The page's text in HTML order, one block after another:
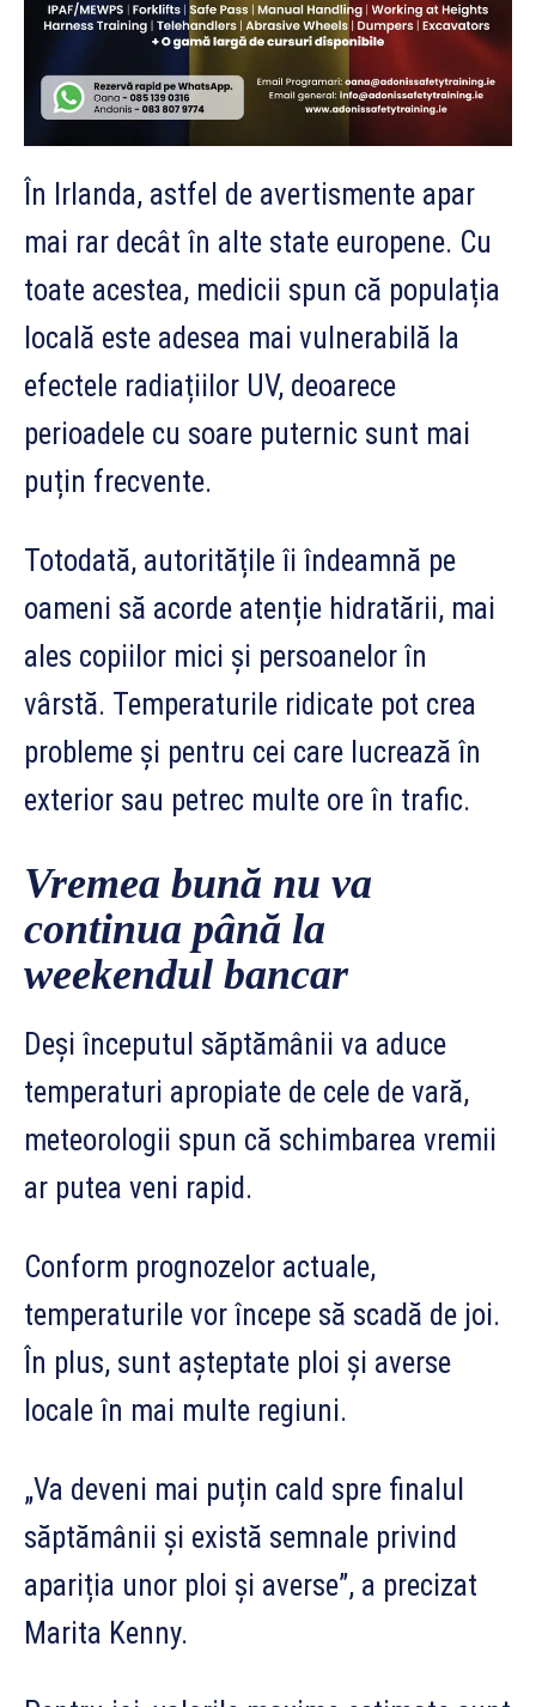
În Irlanda, astfel de avertismente apar
mai rar decât în alte state europene. Cu
toate acestea, medicii spun că populația
locală este adesea mai vulnerabilă la
efectele radiațiilor UV, deoarece
perioadele cu soare puternic sunt mai
puțin frecvente.
Totodată, autoritățile îi îndeamnă pe
oameni să acorde atenție hidratării, mai
ales copiilor mici și persoanelor în
vârstă. Temperaturile ridicate pot crea
probleme și pentru cei care lucrează în
exterior sau petrec multe ore în trafic.
Vremea bună nu va
continua până la
weekendul bancar
Deși începutul săptămânii va aduce
temperaturi apropiate de cele de vară,
meteorologii spun că schimbarea vremii
ar putea veni rapid.
Conform prognozelor actuale,
temperaturile vor începe să scadă de joi.
În plus, sunt așteptate ploi și averse
locale în mai multe regiuni.
„Va deveni mai puțin cald spre finalul
săptămânii și există semnale privind
apariția unor ploi și averse”, a precizat
Marita Kenny.